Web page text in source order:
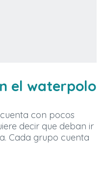
el waterpolo
con pocos
decir que deban ir
Cada grupo cuenta